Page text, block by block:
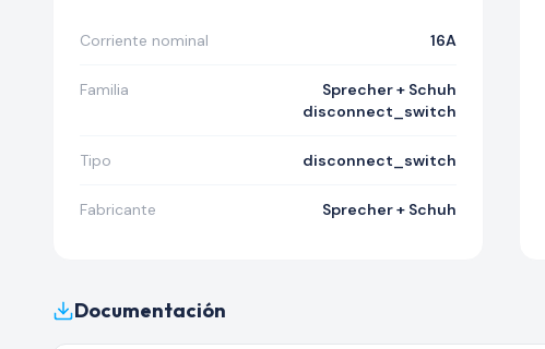
Corriente nominal 16A
Familia
Sprecher + Schuh
disconnect_switch
Tipo disconnect_switch
Fabricante Sprecher + Schuh
Documentación